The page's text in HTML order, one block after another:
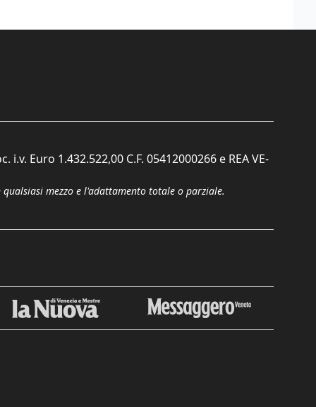
Euro 1.432.522,00 C.F. 05412000266 e REA VE-
mezzo e l'adattamento totale o parziale.